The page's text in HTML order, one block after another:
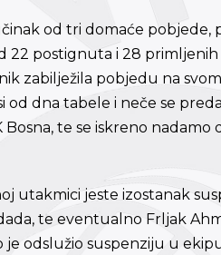
od tri domaće pobjede,
postignuta i 28 primljenih
zabilježila pobjedu na
od dna tabele i neče se
te se iskreno nadamo
utakmici jeste izostanak
te eventualno Frljak
odslužio suspenziju u